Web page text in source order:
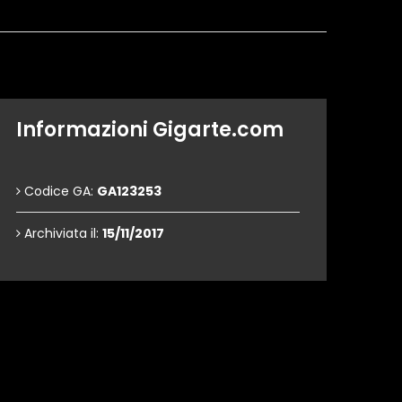
Informazioni Gigarte.com
Codice GA: GA123253
Archiviata il: 15/11/2017